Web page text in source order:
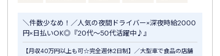
＼件数少なめ！／人気の夜間ドライバー×深夜時給2000
円×日払いOK◎『20代～50代活躍中♪』
【月収40万円以上も可☆完全週休2日制】／大型車で食品の店舗